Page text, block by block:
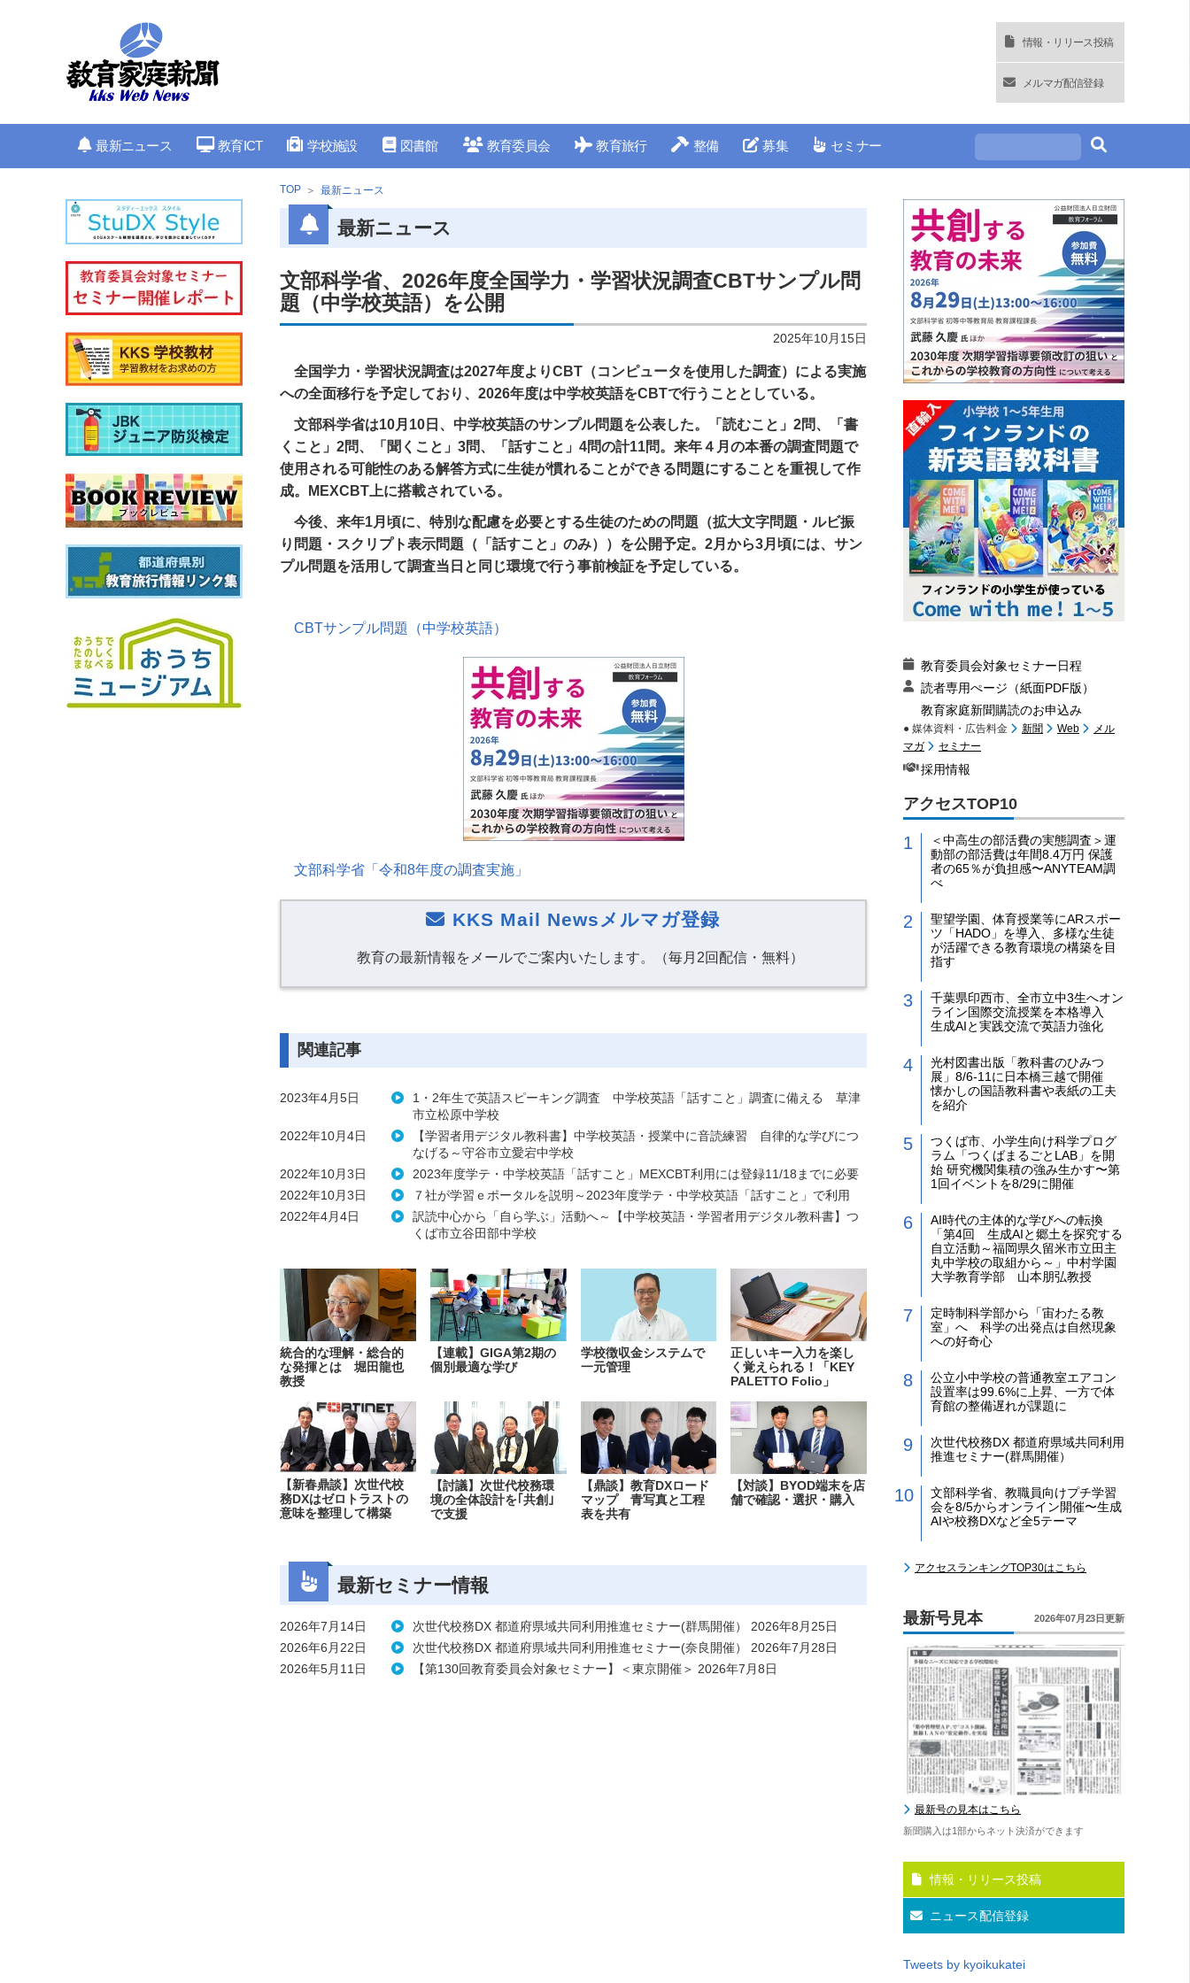
情報・リリース投稿
メルマガ配信登録
最新ニュース 教育ICT 学校施設 図書館 教育委員会 教育旅行 整備 募集 セミナー
TOP 最新ニュース
最新ニュース
文部科学省、2026年度全国学力・学習状況調査CBTサンプル問
題（中学校英語）を公開
2025年10月15日
全国学力・学習状況調査は2027年度よりCBT（コンピュータを使用した調査）による実施
への全面移行を予定しており、2026年度は中学校英語をCBTで行うこととしている。
文部科学省は10月10日、中学校英語のサンプル問題を公表した。「読むこと」2問、「書
くこと」2問、「聞くこと」3問、「話すこと」4問の計11問。来年４月の本番の調査問題で
使用される可能性のある解答方式に生徒が慣れることができる問題にすることを重視して作
成。MEXCBT上に搭載されている。
今後、来年1月頃に、特別な配慮を必要とする生徒のための問題（拡大文字問題・ルビ振
り問題・スクリプト表示問題（「話すこと」のみ））を公開予定。2月から3月頃には、サン
プル問題を活用して調査当日と同じ環境で行う事前検証を予定している。
CBTサンプル問題（中学校英語）
文部科学省「令和8年度の調査実施」
KKS Mail Newsメルマガ登録
教育の最新情報をメールでご案内いたします。（毎月2回配信・無料）
関連記事
2023年4月5日
1・2年生で英語スピーキング調査 中学校英語「話すこと」調査に備える 草津
市立松原中学校
2022年10月4日
【学習者用デジタル教科書】中学校英語・授業中に音読練習 自律的な学びにつ
なげる～守谷市立愛宕中学校
2022年10月3日
2023年度学テ・中学校英語「話すこと」MEXCBT利用には登録11/18までに必要
2022年10月3日
７社が学習ｅポータルを説明～2023年度学テ・中学校英語「話すこと」で利用
2022年4月4日
訳読中心から「自ら学ぶ」活動へ～【中学校英語・学習者用デジタル教科書】つ
くば市立谷田部中学校
統合的な理解・総合的
な発揮とは 堀田龍也
教授
【連載】GIGA第2期の
個別最適な学び
学校徴収金システムで
一元管理
正しいキー入力を楽し
く覚えられる！「KEY
PALETTO Folio」
【新春鼎談】次世代校
務DXはゼロトラストの
意味を整理して構築
【討議】次世代校務環
境の全体設計を｢共創｣
で支援
【鼎談】教育DXロード
マップ 青写真と工程
表を共有
【対談】BYOD端末を店
舗で確認・選択・購入
最新セミナー情報
2026年7月14日
次世代校務DX 都道府県域共同利用推進セミナー(群馬開催） 2026年8月25日
2026年6月22日
次世代校務DX 都道府県域共同利用推進セミナー(奈良開催） 2026年7月28日
2026年5月11日
【第130回教育委員会対象セミナー】＜東京開催＞ 2026年7月8日
教育委員会対象セミナー日程
読者専用ぺージ（紙面PDF版）
教育家庭新聞購読のお申込み
● 媒体資料・広告料金 新聞 Web
メル
マガ
セミナー
採用情報
アクセスTOP10
＜中高生の部活費の実態調査＞運
動部の部活費は年間8.4万円 保護
者の65％が負担感〜ANYTEAM調
べ
聖望学園、体育授業等にARスポー
ツ「HADO」を導入、多様な生徒
が活躍できる教育環境の構築を目
指す
千葉県印西市、全市立中3生へオン
ライン国際交流授業を本格導入
生成AIと実践交流で英語力強化
光村図書出版「教科書のひみつ
展」8/6-11に日本橋三越で開催
懐かしの国語教科書や表紙の工夫
を紹介
つくば市、小学生向け科学プログ
ラム「つくばまるごとLAB」を開
始 研究機関集積の強み生かす〜第
1回イベントを8/29に開催
AI時代の主体的な学びへの転換
「第4回 生成AIと郷土を探究する
自立活動～福岡県久留米市立田主
丸中学校の取組から～」中村学園
大学教育学部 山本朋弘教授
定時制科学部から「宙わたる教
室」へ 科学の出発点は自然現象
への好奇心
公立小中学校の普通教室エアコン
設置率は99.6%に上昇、一方で体
育館の整備遅れが課題に
次世代校務DX 都道府県域共同利用
推進セミナー(群馬開催）
文部科学省、教職員向けプチ学習
会を8/5からオンライン開催〜生成
AIや校務DXなど全5テーマ
アクセスランキングTOP30はこちら
最新号見本 2026年07月23日更新
最新号の見本はこちら
新聞購入は1部からネット決済ができます
情報・リリース投稿
ニュース配信登録
Tweets by kyoikukatei